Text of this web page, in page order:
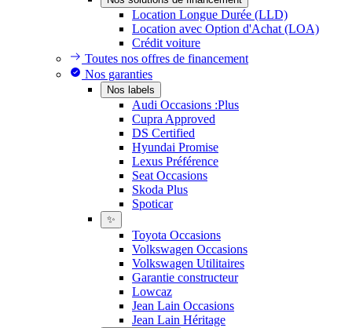
Location Longue Durée (LLD)
Location avec Option d'Achat (LOA)
Crédit voiture
Toutes nos offres de financement
Nos garanties
Nos labels
Audi Occasions :Plus
Cupra Approved
DS Certified
Hyundai Promise
Lexus Préférence
Seat Occasions
Skoda Plus
Spoticar
✨
Toyota Occasions
Volkswagen Occasions
Volkswagen Utilitaires
Garantie constructeur
Lowcaz
Jean Lain Occasions
Jean Lain Héritage